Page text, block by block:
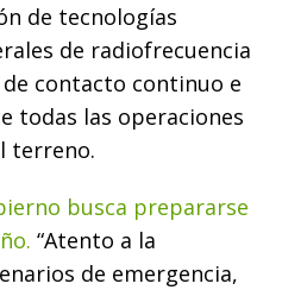
de tecnologías
de radiofrecuencia
contacto continuo e
todas las operaciones
terreno.
busca prepararse
“Atento a la
de emergencia,